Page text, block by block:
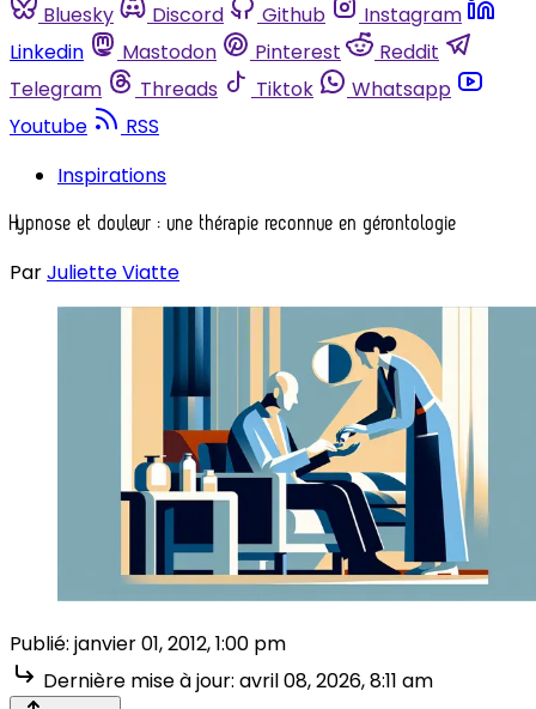
Bluesky
Discord Github
Instagram
Linkedin
Mastodon Pinterest
Reddit
Telegram
Threads Tiktok
Whatsapp
Youtube
RSS
Inspirations
Hypnose et douleur : une thérapie reconnue en gérontologie
ParJuliette Viatte
Publié: janvier 01, 2012, 1:00 pm
Dernière mise à jour: avril 08, 2026, 8:11 am